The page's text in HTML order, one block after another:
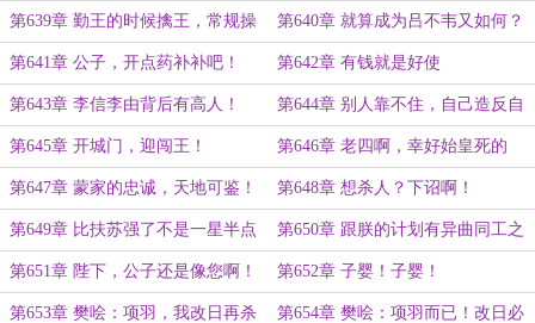
第639章 勤王的时候擒王，常规操
作啊！
第640章 就算成为吕不韦又如何？
第641章 公子，开点药补补吧！ 第642章 有钱就是好使
第643章 李信李由背后有高人！ 第644章 别人靠不住，自己造反自
己平！
第645章 开城门，迎闯王！ 第646章 老四啊，幸好始皇死的
早！
第647章 蒙家的忠诚，天地可鉴！ 第648章 想杀人？下诏啊！
第649章 比扶苏强了不是一星半点
啊！
第650章 跟朕的计划有异曲同工之
妙
第651章 陛下，公子还是像您啊！ 第652章 子婴！子婴！
第653章 樊哙：项羽，我改日再杀 第654章 樊哙：项羽而已！改日必